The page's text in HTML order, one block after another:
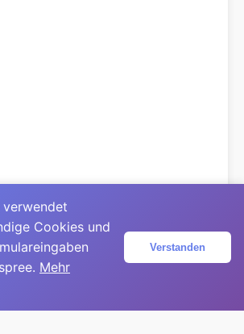
verwendet
Cookies und
Mehr
Verstanden